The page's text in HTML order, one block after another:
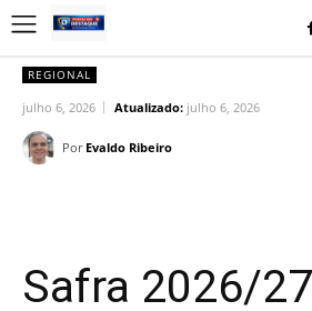
REGIONAL
julho 6, 2026 Atualizado: julho 6, 2026
Por Evaldo Ribeiro
Safra 2026/27